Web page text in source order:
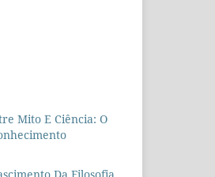
Mito E Ciência: O
Da Filosofia